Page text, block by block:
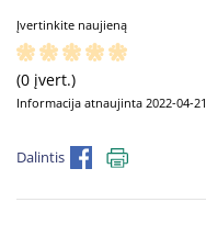
Įvertinkite naujieną
(0 įvert.)
Informacija atnaujinta 2022-04-21
Dalintis